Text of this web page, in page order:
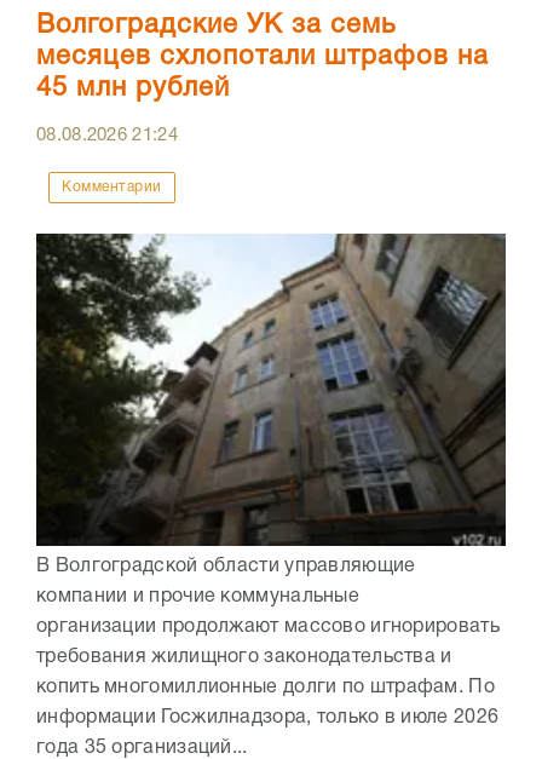
Волгоградские УК за семь
месяцев схлопотали штрафов на
45 млн рублей
08.08.202621:24
Комментарии
В Волгоградской области управляющие
компании и прочие коммунальные
организации продолжают массово игнорировать
требования жилищного законодательства и
копить многомиллионные долги по штрафам. По
информации Госжилнадзора, только в июле 2026
года 35 организаций...